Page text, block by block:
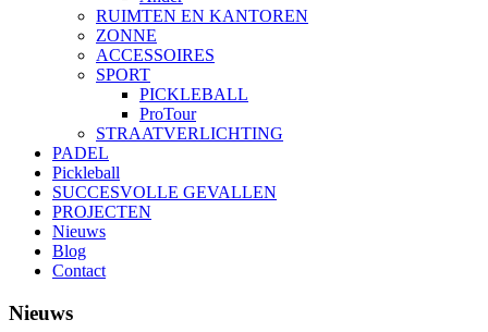
RUIMTEN EN KANTOREN
ZONNE
ACCESSOIRES
SPORT
PICKLEBALL
ProTour
STRAATVERLICHTING
PADEL
Pickleball
SUCCESVOLLE GEVALLEN
PROJECTEN
Nieuws
Blog
Contact
Nieuws